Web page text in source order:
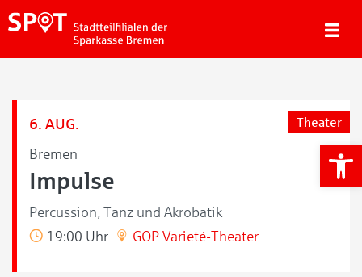
6. AUG.
Bremen
Theater
Impulse
Percussion, Tanz und Akrobatik
19:00 Uhr
GOP Varieté-Theater